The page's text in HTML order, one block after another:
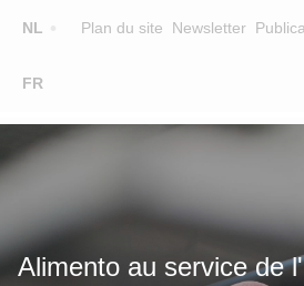
NL
FR
Plan du site Newsletter
Main
navigation
FORMATION
SUR ALIMENTO
EQUIPE
Alimento au service de